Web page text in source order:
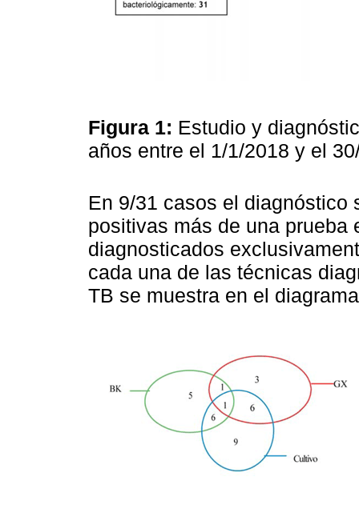
Figura 1: Estudio y
años entre el 1/1/2018 y el
En 9/31 casos el diagnóstico
positivas más de una prueba
diagnosticados
cada una de las técnicas
TB se muestra en el